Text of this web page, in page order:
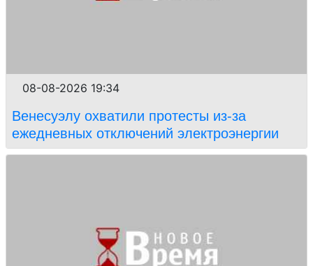
08-08-2026 19:34
Венесуэлу охватили протесты из-за
ежедневных отключений электроэнергии